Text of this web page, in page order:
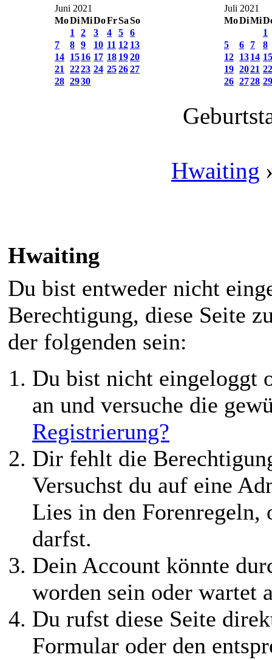
Juni 2021
MoDiMiDoFrSaSo
1
2 3 4 5
6
7
8 9 10 11 12 13
14 1516 17 18 1920
21
2223 24 252627
28 2930
Juli 2021
MoDiMi
1
5
6 7
8
12 1314 15
19 2021 22
26 2728 29
Hwaiting
Hwaiting
Du bist entweder nicht
Berechtigung, diese Seite
der folgenden sein:
Du bist nicht eingeloggt
an und versuche die
Registrierung?
Dir fehlt die
Versuchst du auf eine
Lies in den Forenregeln,
darfst.
Dein Account könnte
worden sein oder wartet
Du rufst diese Seite
Formular oder den